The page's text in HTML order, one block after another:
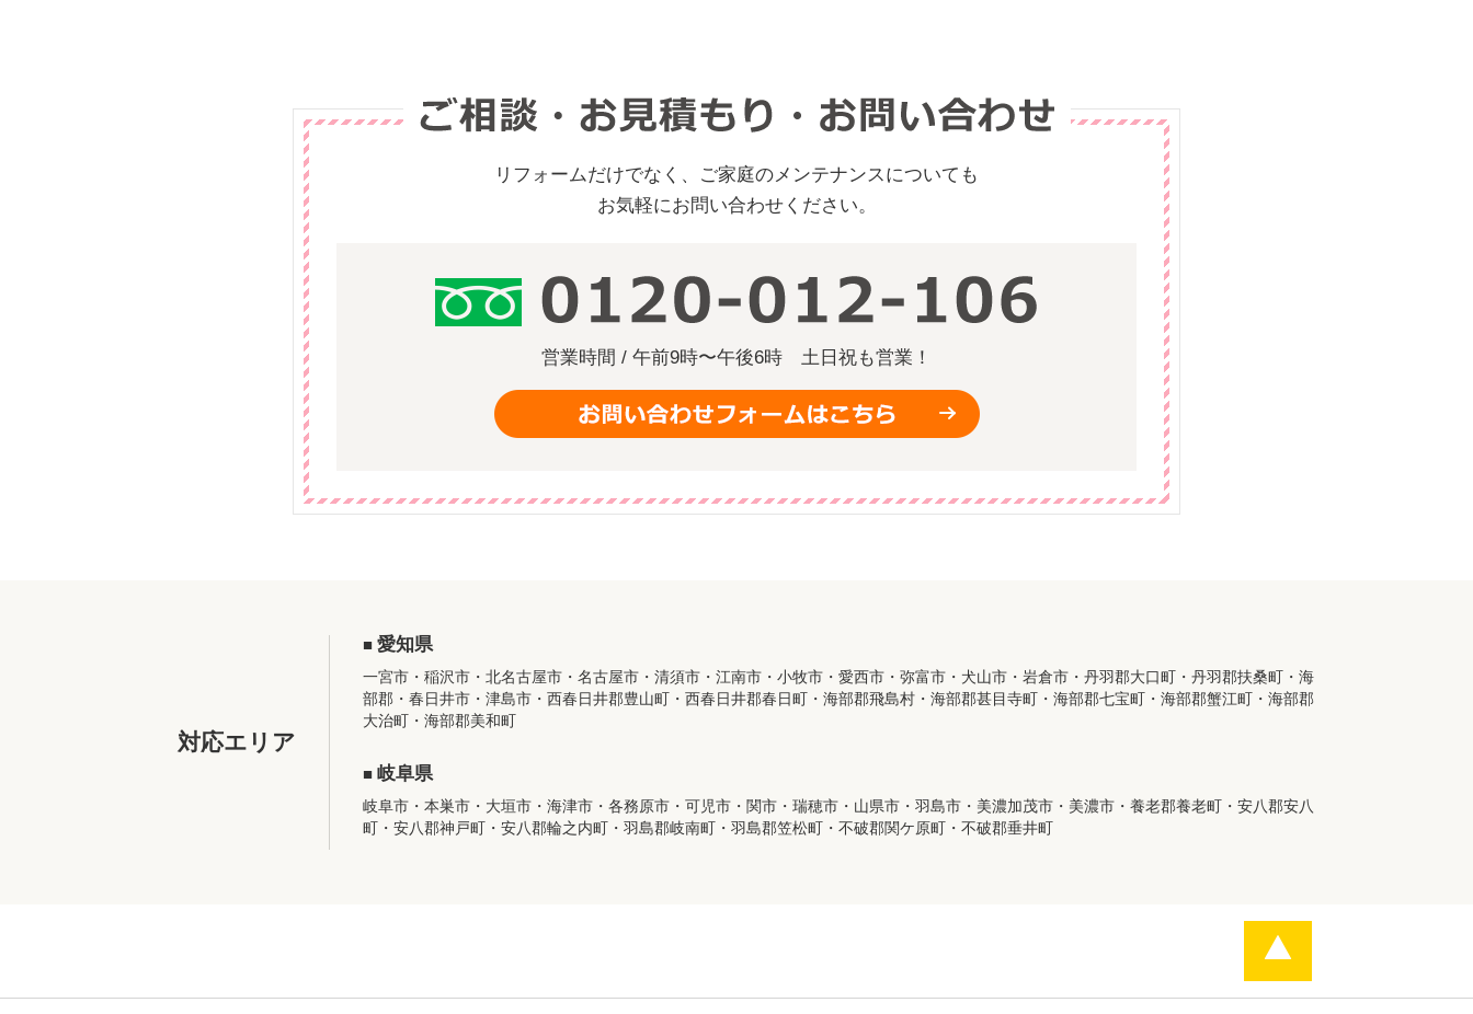
リフォームだけでなく、ご家庭のメンテナンスについても
お気軽にお問い合わせください。
営業時間 / 午前9時〜午後6時 土日祝も営業！
対応エリア
愛知県
一宮市・稲沢市・北名古屋市・名古屋市・清須市・江南市・小牧市・愛西市・弥富市・犬山市・岩倉市・丹羽郡大口町・丹羽郡扶桑町・海
部郡・春日井市・津島市・西春日井郡豊山町・西春日井郡春日町・海部郡飛島村・海部郡甚目寺町・海部郡七宝町・海部郡蟹江町・海部郡
大治町・海部郡美和町
岐阜県
岐阜市・本巣市・大垣市・海津市・各務原市・可児市・関市・瑞穂市・山県市・羽島市・美濃加茂市・美濃市・養老郡養老町・安八郡安八
町・安八郡神戸町・安八郡輪之内町・羽島郡岐南町・羽島郡笠松町・不破郡関ケ原町・不破郡垂井町